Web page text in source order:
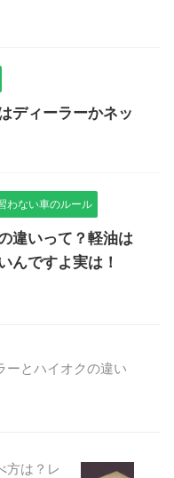
ディーラーかネッ
わない車のルール
違いって？軽油は
んですよ実は！
ーとハイオクの違い
方は？レ